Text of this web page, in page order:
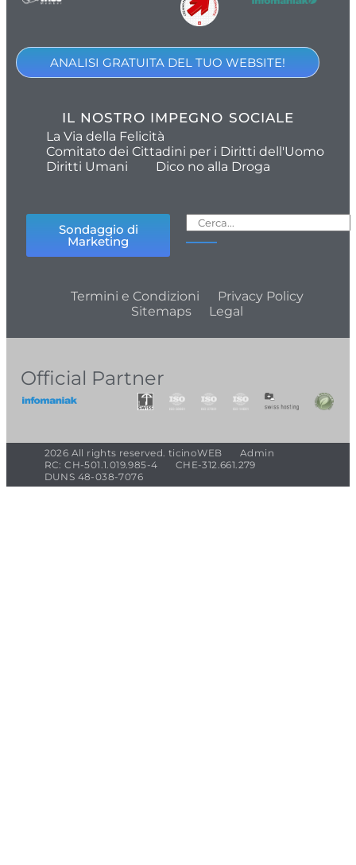
ANALISI GRATUITA DEL TUO WEBSITE!
IL NOSTRO IMPEGNO SOCIALE
La Via della Felicità
Comitato dei Cittadini per i Diritti dell'Uomo
Diritti Umani
Dico no alla Droga
Sondaggio di
Marketing
Termini e Condizioni
Privacy Policy
Sitemaps
Legal
Official Partner
2026 All rights reserved. ticinoWEB
Admin
RC: CH-501.1.019.985-4
CHE-312.661.279
DUNS 48-038-7076